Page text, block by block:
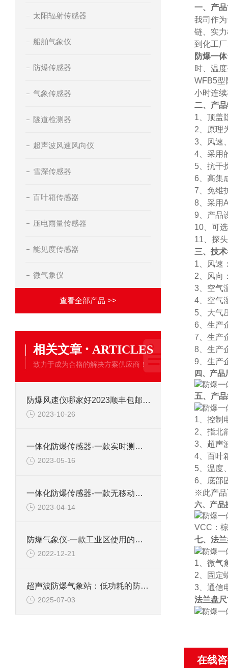
太阳辐射传感器
船舶气象仪
防爆传感器
气象传感器
隧道检测器
超声波风速风向仪
雪深传感器
百叶箱传感器
压电雨量传感器
能见度传感器
微气象仪
查看全部产品 >>
相关文章 · ARTICLES
致力于成为合格的解决方案供应商！
防爆风速仪哪家好2023顺丰包邮全+境+派+送
2023-10-26
一体化防爆传感器-一款实时测量的防爆风速风向仪2023顺丰包邮
2023-05-16
一体化防爆传感器-一款无移动部件的防爆风速风向仪#2023已更新
2023-04-14
防爆气象仪-一款工业区使用的防爆传感器#2022已更新
2022-12-21
超声波防爆气象站：低功耗的防爆传感器，支持无线传输适应复杂厂区环境
2025-07-03
一、产
我司作
链、实
到化工
防爆一
时、温
WFB5型
小时连
二、产
1、顶盖
2、原理
3、风速
4、采用
5、抗干
6、高集
7、免维
8、采用
9、产品
10、可
11、探
三、技
1、风速
2、风向
3、空气
4、空气
5、大气
6、生产
7、生产
8、生产
9、生产
四、产品
五、产
1、控制
2、指北
3、超声
4、百叶
5、温度
6、底部
※此产品
六、产品
VCC：
七、法
1、微气
2、固定
3、通信
法兰盘
在线